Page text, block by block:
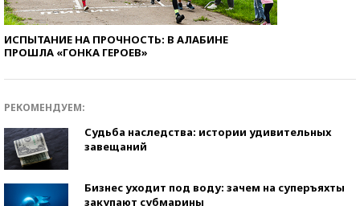
ИСПЫТАНИЕ НА ПРОЧНОСТЬ: В АЛАБИНЕ
ПРОШЛА «ГОНКА ГЕРОЕВ»
РЕКОМЕНДУЕМ:
Судьба наследства: истории удивительных
завещаний
Бизнес уходит под воду: зачем на суперъяхты
закупают субмарины